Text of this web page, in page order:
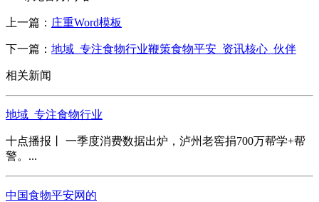
上一篇： 庄重Word模板
下一篇： 地域_专注食物行业鞭策食物平安_资讯核心_伙伴
相关新闻
地域_专注食物行业
十点播报丨 一季度消费数据出炉，泸州老窖捐700万帮学+帮
警。...
中国食物平安网的